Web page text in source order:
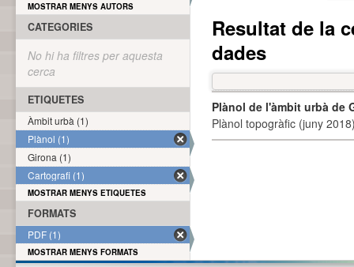
Resultat de la
dades
Plànol de l'àmbit urbà de
Plànol topogràfic (juny
MOSTRAR MENYS AUTORS
CATEGORIES
No hi ha filtres per aquesta
cerca
ETIQUETES
Àmbit urbà (1)
Plànol (1)
Girona (1)
Cartografi (1)
MOSTRAR MENYS ETIQUETES
FORMATS
PDF (1)
MOSTRAR MENYS FORMATS